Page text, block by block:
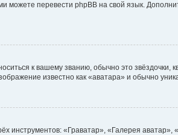
можете перевести phpBB на свой язык.
к вашему званию, обычно это звёздочки,
известно как «аватара» и обычно
инструментов: «Граватар», «Галерея